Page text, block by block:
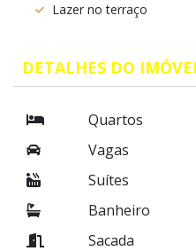
Lazer no terraço
DETALHES DO
Quartos
Vagas
Suítes
Banheiro
Sacada